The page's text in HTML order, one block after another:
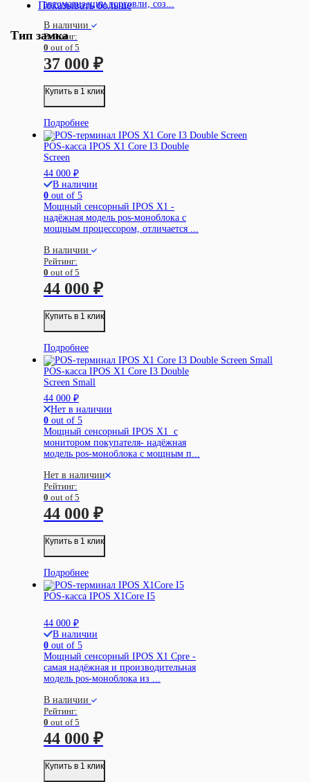
Показывать больше
Тип замка
автоматизации торговли, соз...
В наличии
Рейтинг:
0 out of 5
37 000 ₽
Купить в 1 клик
Подробнее
POS-касса IPOS X1 Core I3 Double
Screen
44 000 ₽
В наличии
0 out of 5
Мощный сенсорный IPOS X1 -
надёжная модель pos-моноблока с
мощным процессором, отличается ...
В наличии
Рейтинг:
0 out of 5
44 000 ₽
Купить в 1 клик
Подробнее
POS-касса IPOS X1 Core I3 Double
Screen Small
44 000 ₽
Нет в наличии
0 out of 5
Мощный сенсорный IPOS X1 c
монитором покупателя- надёжная
модель pos-моноблока с мощным п...
Нет в наличии
Рейтинг:
0 out of 5
44 000 ₽
Купить в 1 клик
Подробнее
POS-касса IPOS X1Core I5
44 000 ₽
В наличии
0 out of 5
Мощный сенсорный IPOS X1 Cpre -
самая надёжная и производительная
модель pos-моноблока из ...
В наличии
Рейтинг:
0 out of 5
44 000 ₽
Купить в 1 клик